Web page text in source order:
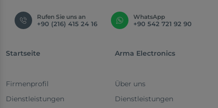
Rufen Sie uns an
+90 (216) 415 24 16
WhatsApp
+90 542 721 92 90
Startseite
Firmenprofil
Dienstleistungen
Arma Electronics
Über uns
Dienstleistungen